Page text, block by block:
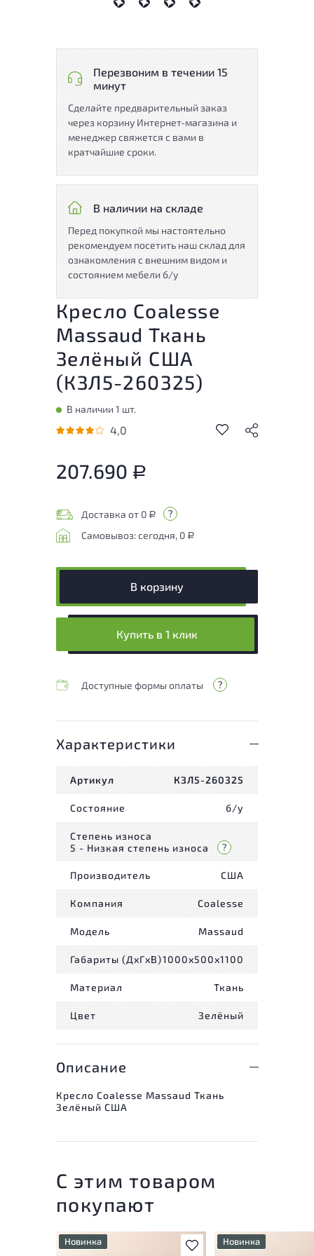
Перезвоним в течении 15
минут
Сделайте предварительный заказ
через корзину Интернет-магазина и
менеджер свяжется с вами в
кратчайшие сроки.
В наличии на складе
Перед покупкой мы настоятельно
рекомендуем посетить наш склад для
ознакомления с внешним видом и
состоянием мебели б/у
Кресло Coalesse
Massaud Ткань
Зелёный США
(КЗЛ5-260325)
В наличии 1 шт.
4,0
207.690 Р
Доставка от 0 Р
Самовывоз: сегодня, 0 Р
В корзину
Купить в 1 клик
Доступные формы оплаты
Характеристики
Артикул КЗЛ5-260325
Состояние б/у
Степень износа
5 - Низкая степень износа
Производитель США
Компания Coalesse
Модель Massaud
Габариты (ДxГxВ)1000x500x1100
Материал Ткань
Цвет Зелёный
Описание
Кресло Coalesse Massaud Ткань
Зелёный США
С этим товаром
покупают
В избранное
Новинка Новинка